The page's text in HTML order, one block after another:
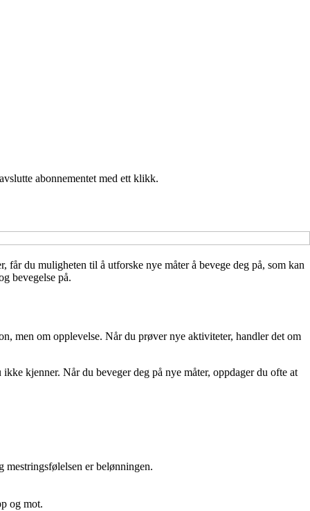
abonnementet med ett klikk.
du muligheten til å utforske nye måter å bevege deg på, som kan
bevegelse på.
men om opplevelse. Når du prøver nye aktiviteter, handler det om
kjenner. Når du beveger deg på nye måter, oppdager du ofte at
er belønningen.
og mot.